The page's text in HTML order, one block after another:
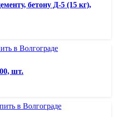
бетону Д-5 (15 кг),
шт.